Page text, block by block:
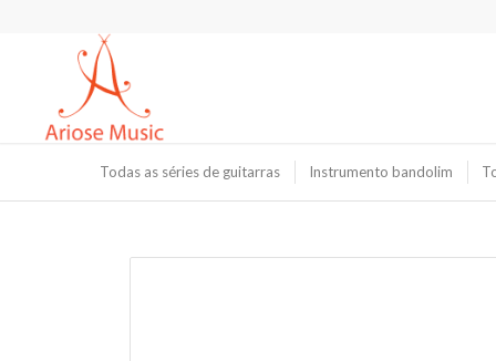
Todas as séries de guitarras Instrumento bandolim